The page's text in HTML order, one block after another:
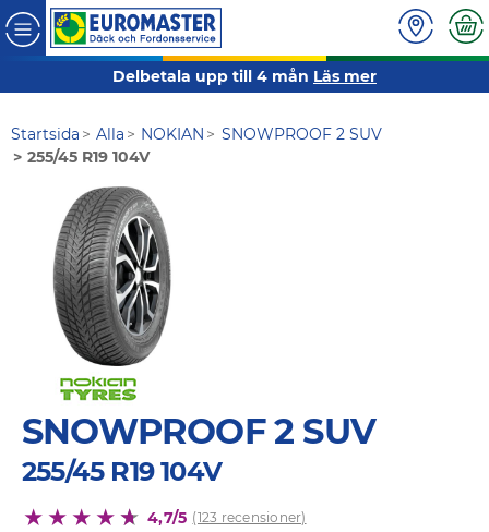
Delbetala upp till 4 mån Läs mer
Startsida Alla NOKIAN
SNOWPROOF 2 SUV
255/45 R19 104V
SNOWPROOF 2 SUV
255/45 R19 104V
4,7/5 (123 recensioner)